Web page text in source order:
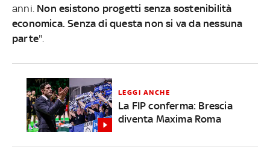
anni. Non esistono progetti senza sostenibilità
economica. Senza di questa non si va da nessuna
parte".
LEGGI ANCHE
La FIP conferma: Brescia
diventa Maxima Roma